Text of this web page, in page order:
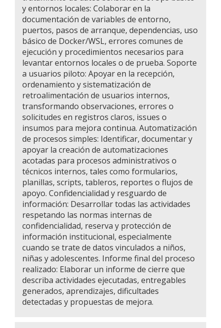
y entornos locales: Colaborar en la
documentación de variables de entorno,
puertos, pasos de arranque, dependencias, uso
básico de Docker/WSL, errores comunes de
ejecución y procedimientos necesarios para
levantar entornos locales o de prueba. Soporte
a usuarios piloto: Apoyar en la recepción,
ordenamiento y sistematización de
retroalimentación de usuarios internos,
transformando observaciones, errores o
solicitudes en registros claros, issues o
insumos para mejora continua. Automatización
de procesos simples: Identificar, documentar y
apoyar la creación de automatizaciones
acotadas para procesos administrativos o
técnicos internos, tales como formularios,
planillas, scripts, tableros, reportes o flujos de
apoyo. Confidencialidad y resguardo de
información: Desarrollar todas las actividades
respetando las normas internas de
confidencialidad, reserva y protección de
información institucional, especialmente
cuando se trate de datos vinculados a niños,
niñas y adolescentes. Informe final del proceso
realizado: Elaborar un informe de cierre que
describa actividades ejecutadas, entregables
generados, aprendizajes, dificultades
detectadas y propuestas de mejora.